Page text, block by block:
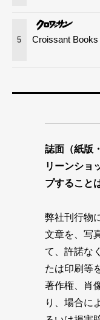
5 Croissant Books
誌面（紙版
リーンショ
プすること
弊社刊行物
文章を、写
て、許諾な
たは印刷等
著作権、肖
り、場合に